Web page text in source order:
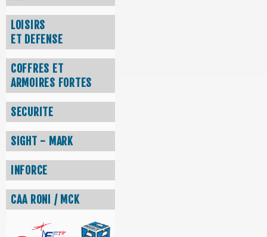
LOISIRS
ET DEFENSE
COFFRES ET
ARMOIRES FORTES
SECURITE
SIGHT - MARK
INFORCE
CAA RONI / MCK